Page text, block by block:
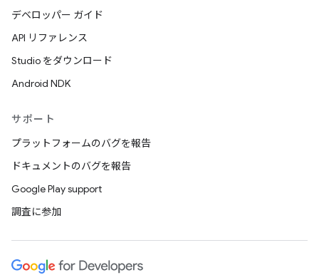
デベロッパー ガイド
API リファレンス
Studio をダウンロード
Android NDK
サポート
プラットフォームのバグを報告
ドキュメントのバグを報告
Google Play support
調査に参加